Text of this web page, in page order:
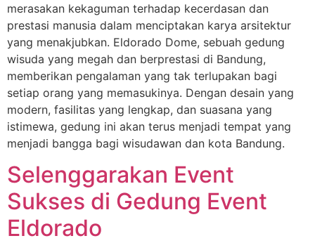
merasakan kekaguman terhadap kecerdasan dan
prestasi manusia dalam menciptakan karya arsitektur
yang menakjubkan. Eldorado Dome, sebuah gedung
wisuda yang megah dan berprestasi di Bandung,
memberikan pengalaman yang tak terlupakan bagi
setiap orang yang memasukinya. Dengan desain yang
modern, fasilitas yang lengkap, dan suasana yang
istimewa, gedung ini akan terus menjadi tempat yang
menjadi bangga bagi wisudawan dan kota Bandung.
Selenggarakan Event
Sukses di Gedung Event
Eldorado